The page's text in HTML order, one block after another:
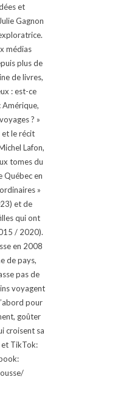
et
Gagnon
médias
plus de
de livres,
: est-ce
Amérique,
? »
le récit
Lafon,
tomes du
Québec en
»
et de
qui ont
/ 2020).
en 2008
de pays,
pas de
voyagent
pour
goûter
croisent sa
et TikTok: